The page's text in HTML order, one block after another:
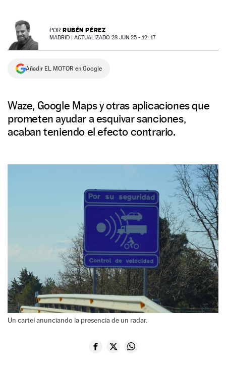
SÍGUENOS
POR RUBÉN PÉREZ
MADRID | ACTUALIZADO 28 JUN 25 - 12: 17
Añadir EL MOTOR en Google
Waze, Google Maps y otras aplicaciones que
prometen ayudar a esquivar sanciones,
acaban teniendo el efecto contrario.
Un cartel anunciando la presencia de un radar.